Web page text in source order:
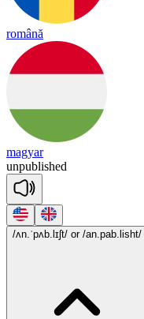
română
magyar
unpublished
/ʌn.ˈpʌb.lɪʃt/ or /an.pab.lisht/